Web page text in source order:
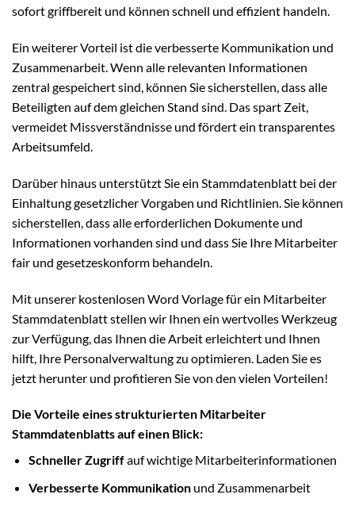
sofort griffbereit und können schnell und effizient handeln.
Ein weiterer Vorteil ist die verbesserte Kommunikation und
Zusammenarbeit. Wenn alle relevanten Informationen
zentral gespeichert sind, können Sie sicherstellen, dass alle
Beteiligten auf dem gleichen Stand sind. Das spart Zeit,
vermeidet Missverständnisse und fördert ein transparentes
Arbeitsumfeld.
Darüber hinaus unterstützt Sie ein Stammdatenblatt bei der
Einhaltung gesetzlicher Vorgaben und Richtlinien. Sie können
sicherstellen, dass alle erforderlichen Dokumente und
Informationen vorhanden sind und dass Sie Ihre Mitarbeiter
fair und gesetzeskonform behandeln.
Mit unserer kostenlosen Word Vorlage für ein Mitarbeiter
Stammdatenblatt stellen wir Ihnen ein wertvolles Werkzeug
zur Verfügung, das Ihnen die Arbeit erleichtert und Ihnen
hilft, Ihre Personalverwaltung zu optimieren. Laden Sie es
jetzt herunter und profitieren Sie von den vielen Vorteilen!
Die Vorteile eines strukturierten Mitarbeiter
Stammdatenblatts auf einen Blick:
Schneller Zugriffauf wichtige Mitarbeiterinformationen
Verbesserte Kommunikationund Zusammenarbeit